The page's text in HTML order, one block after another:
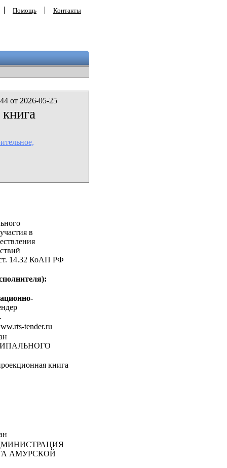
Помощь Контакты
от 2026-05-25
в
ст. 14.32 КоАП РФ
tender.ru
книга
АМУРСКОЙ